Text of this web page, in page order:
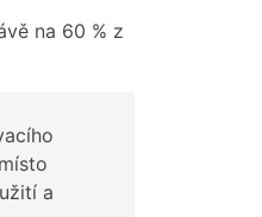
na 60 % z
a